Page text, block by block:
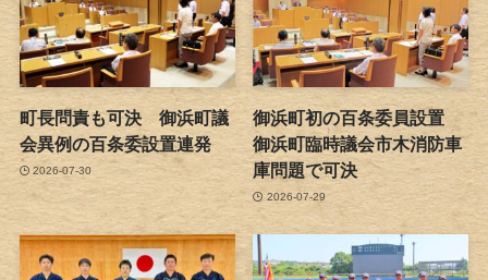
町長問責も可決 御浜町議
会異例の百条委設置連発
2026-07-30
御浜町初の百条委員設置
御浜町臨時議会市木消防車
庫問題で可決
2026-07-29